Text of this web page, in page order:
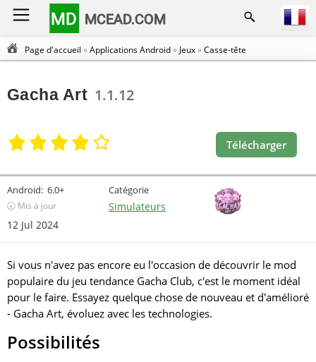
MD MCEAD.COM
Page d'accueil »Applications Android» Jeux»Casse-tête
Gacha Art 1.1.12
Télécharger
Android: 6.0+
🕣 Mis à jour
12 Jul 2024
Catégorie
Simulateurs
Si vous n'avez pas encore eu l'occasion de découvrir le mod
populaire du jeu tendance Gacha Club, c'est le moment idéal
pour le faire. Essayez quelque chose de nouveau et d'amélioré
- Gacha Art, évoluez avec les technologies.
Possibilités